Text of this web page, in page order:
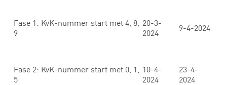
Fase 1: KvK-nummer start met 4, 8,
9
20-3-
2024
9-4-2024
Fase 2: KvK-nummer start met 0, 1,
5
10-4-
2024
23-4-
2024